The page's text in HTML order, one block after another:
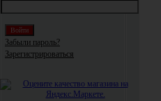
Забыли пароль?
Зарегистрироваться